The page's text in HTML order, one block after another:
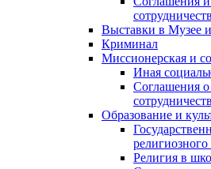
Выставки в Музее
Криминал
Миссионерская и
Иная
Соглашения
Образование и
Религия в